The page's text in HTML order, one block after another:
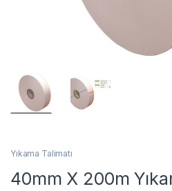
Yıkama Talimatı
40mm X 200m